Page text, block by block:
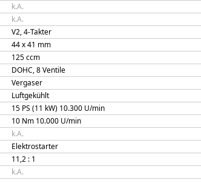
k.A.
k.A.
V2, 4-Takter
44x41 mm
125ccm
DOHC, 8 Ventile
Vergaser
Luftgekühlt
15 PS (11 kW) 10.300 U/min
10 Nm 10.000 U/min
k.A.
Elektrostarter
11,2 : 1
k.A.